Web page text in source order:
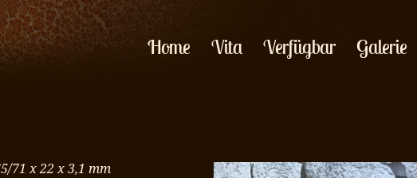
Home Vita Verfügbar Galerie
71 x 22 x 3,1 mm